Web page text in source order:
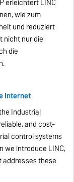
erleichtert LINC
wie zum
und reduziert
nicht nur die
die
Internet
Industrial
and cost-
control systems
we introduce LINC,
these